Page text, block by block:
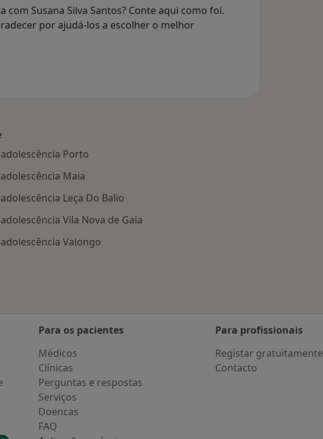
com Susana Silva Santos? Conte aqui como foi.
por ajudá-los a escolher o melhor
Porto
Maia
Leça Do Balio
Vila Nova de Gaia
Valongo
Para os pacientes
Médicos
Clínicas
Perguntas e respostas
Serviços
Doencas
FAQ
Para profissionais
Registar gratuitamente
Contacto